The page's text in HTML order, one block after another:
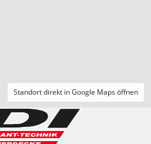
Standort direkt in Google Maps öffnen